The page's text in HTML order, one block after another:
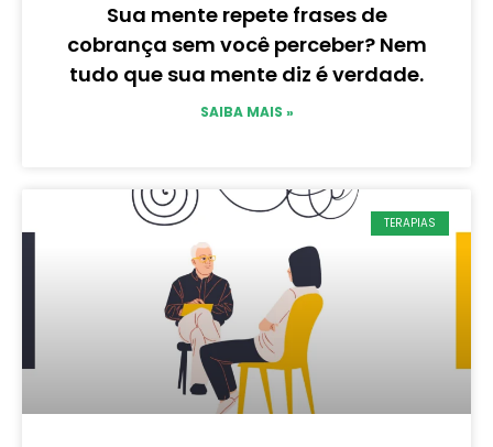
Sua mente repete frases de
cobrança sem você perceber? Nem
tudo que sua mente diz é verdade.
SAIBA MAIS »
TERAPIAS